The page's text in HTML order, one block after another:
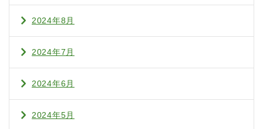
2024年8月
2024年7月
2024年6月
2024年5月